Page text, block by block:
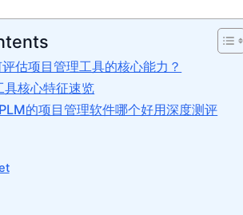
估项目管理工具的核心能力？
具核心特征速览
的项目管理软件哪个好用深度测评